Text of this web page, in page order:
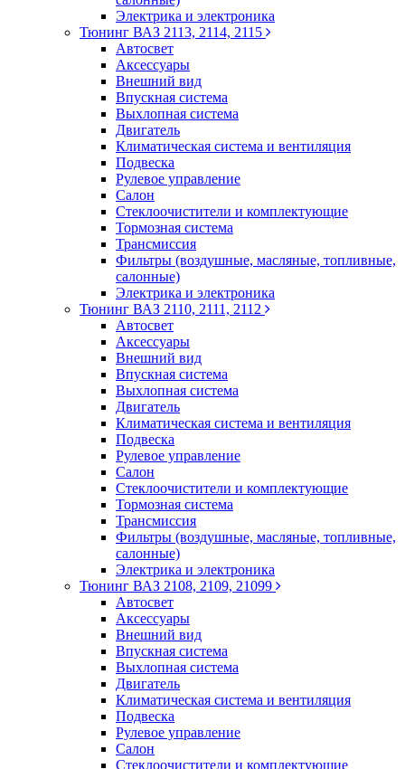
Электрика и электроника
Тюнинг ВАЗ 2113, 2114, 2115
Автосвет
Аксессуары
Внешний вид
Впускная система
Выхлопная система
Двигатель
Климатическая система и вентиляция
Подвеска
Рулевое управление
Салон
Стеклоочистители и комплектующие
Тормозная система
Трансмиссия
Фильтры (воздушные, масляные, топливные,
салонные)
Электрика и электроника
Тюнинг ВАЗ 2110, 2111, 2112
Автосвет
Аксессуары
Внешний вид
Впускная система
Выхлопная система
Двигатель
Климатическая система и вентиляция
Подвеска
Рулевое управление
Салон
Стеклоочистители и комплектующие
Тормозная система
Трансмиссия
Фильтры (воздушные, масляные, топливные,
салонные)
Электрика и электроника
Тюнинг ВАЗ 2108, 2109, 21099
Автосвет
Аксессуары
Внешний вид
Впускная система
Выхлопная система
Двигатель
Климатическая система и вентиляция
Подвеска
Рулевое управление
Салон
Стеклоочистители и комплектующие